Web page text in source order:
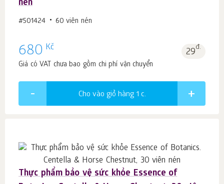
nén
#501424 60 viên nén
680 Kč 29đ.
Giá có VAT chưa bao gồm chi phí vận chuyển
Cho vào giỏ hàng 1 c.
Thực phẩm bảo vệ sức khỏe Essence of